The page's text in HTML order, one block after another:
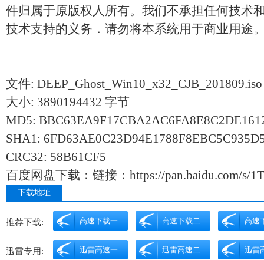
件归属于原版权人所有。我们不承担任何技术
技术支持的义务．请勿将本系统用于商业用途
文件: DEEP_Ghost_Win10_x32_CJB_201809.iso
大小: 3890194432 字节
MD5:
SHA1:
CRC32: 58B61CF5
百度网盘下载：链接：https://pan.baidu.com/s/
下载地址
推荐下载: 高速下载一 高速下载二 高速
迅雷专用: 迅雷高速一 迅雷高速二 迅雷